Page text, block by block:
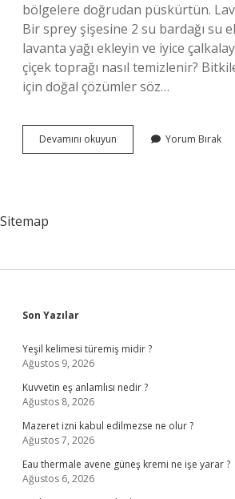
bölgelere doğrudan püskürtün.
Bir sprey şişesine 2 su bardağı su
lavanta yağı ekleyin ve iyice
çiçek toprağı nasıl temizlenir?
için doğal çözümler söz…
Devamını okuyun Çiçeklerin
Dibindeki
Yorum Bırak
Sitemap
Sidebar
Son Yazılar
Yeşil kelimesi türemiş midir ?
Ağustos 9, 2026
Kuvvetin eş anlamlısı nedir ?
Ağustos 8, 2026
Mazeret izni kabul edilmezse ne olur ?
Ağustos 7, 2026
Eau thermale avene güneş kremi ne işe yarar ?
Ağustos 6, 2026